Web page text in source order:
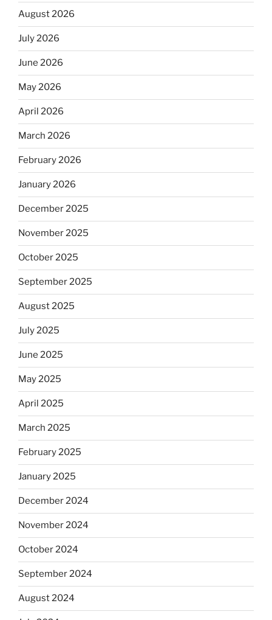
August 2026
July 2026
June 2026
May 2026
April 2026
March 2026
February 2026
January 2026
December 2025
November 2025
October 2025
September 2025
August 2025
July 2025
June 2025
May 2025
April 2025
March 2025
February 2025
January 2025
December 2024
November 2024
October 2024
September 2024
August 2024